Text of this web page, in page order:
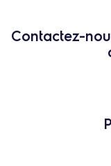
Contactez-